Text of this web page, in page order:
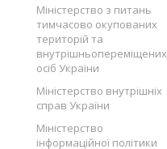
Міністерство з питань
тимчасово окупованих
територій та
внутрішньопереміщених
осіб України
Міністерство внутрішніх
справ України
Міністерство
інформаційної політики